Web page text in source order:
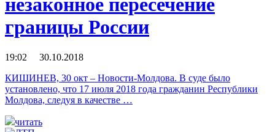
незаконное пересечение
границы России
19:02 30.10.2018
КИШИНЕВ, 30 окт – Новости-Молдова. В суде было
установлено, что 17 июля 2018 года гражданин Республики
Молдова, следуя в качестве …
читать